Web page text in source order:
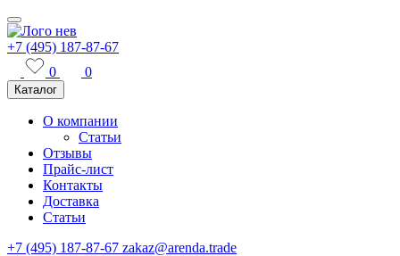
+7 (495) 187-87-67
0
0
Каталог
О компании
Статьи
Отзывы
Прайс-лист
Контакты
Доставка
Статьи
+7 (495) 187-87-67 zakaz@arenda.trade